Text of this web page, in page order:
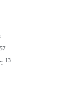
13